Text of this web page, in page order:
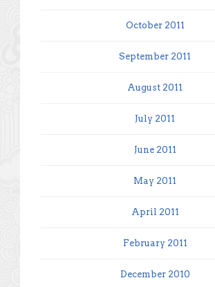
October 2011
September 2011
August 2011
July 2011
June 2011
May 2011
April 2011
February 2011
December 2010